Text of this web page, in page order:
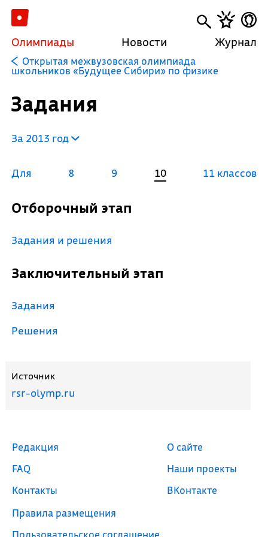
Олимпиады Новости Журнал
Открытая межвузовская олимпиада
школьников «Будущее Сибири» по физике
Задания
За 2013 год
Для 8 9 10 11 классов
Отборочный этап
Задания и решения
Заключительный этап
Задания
Решения
Источник
rsr-olymp.ru
Редакция
FAQ
Контакты
Правила размещения
Пользовательское соглашение
О сайте
Наши проекты
ВКонтакте